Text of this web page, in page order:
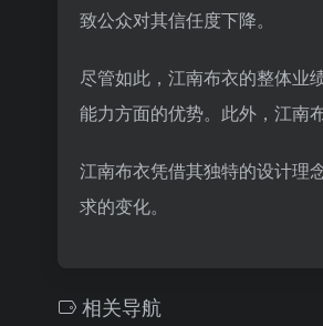
致公众对其信任度下降。
尽管如此，江南布衣的整体业
能力方面的优势。此外，江南
江南布衣凭借其独特的设计理
求的变化。
相关导航